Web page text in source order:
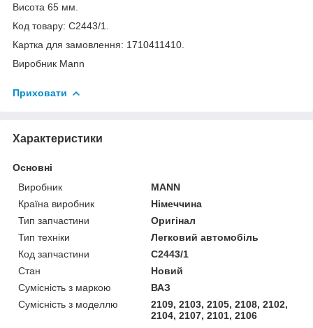
Висота 65 мм.
Код товару: C2443/1.
Картка для замовлення: 1710411410.
Виробник Mann
Приховати
Характеристики
Основні
Виробник
MANN
Країна виробник
Німеччина
Тип запчастини
Оригінал
Тип техніки
Легковий автомобіль
Код запчастини
C2443/1
Стан
Новий
Сумісність з маркою
ВАЗ
Сумісність з моделлю
2109, 2103, 2105, 2108, 2102,
2104, 2107, 2101, 2106